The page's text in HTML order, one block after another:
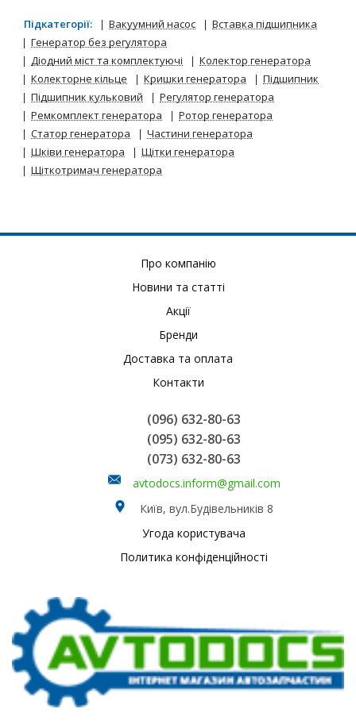
Підкатегорії: Вакуумний насос
Вставка підшипника
Генератор без регулятора
Діодний міст та комплектуючі
Колектор генератора
Колекторне кільце
Кришки генератора
Підшипник
Підшипник кульковий
Регулятор генератора
Ремкомплект генератора
Ротор генератора
Статор генератора
Частини генератора
Шківи генератора
Щітки генератора
Щіткотримач генератора
Про компанію
Новини та статті
Акції
Бренди
Доставка та оплата
Контакти
(096) 632-80-63
(095) 632-80-63
(073) 632-80-63
avtodocs.inform@gmail.com
Київ, вул.Будівельників 8
Угода користувача
Политика конфіденційності